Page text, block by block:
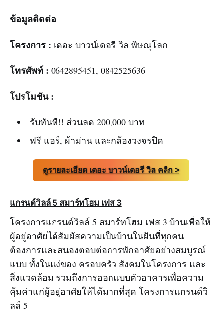
ข้อมูลติดต่อ
โครงการ : เดอะ บาวน์เดอรี วิล พิษณุโลก
โทรศัพท์ : 0642895451, 0842525636
โปรโมชัน :
รับทันที!! ส่วนลด 200,000 บาท
ฟรี แอร​์, ผ้าม่าน และกล้องวงจรปิด
ดูรายละเอียด เดอะ บาวน์เดอรี วิล คลิก >
แกรนด์วิลล์ 5 สมาร์ทโฮม เฟส 3
โครงการแกรนด์วิลล์ 5 สมาร์ทโฮม เฟส 3 บ้านเพื่อให้
ผู้อยู่อาศัยได้สัมผัสความเป็นบ้านในฝันที่ทุกคน
ต้องการและสนองตอบต่อการพักอาศัยอย่างสมบูรณ์
แบบ ทั้งในแง่ของ ครอบครัว สังคมในโครงการ และ
สิ่งแวดล้อม รวมถึงการออกแบบตัวอาคารเพื่อความ
คุ้มค่าแก่ผู้อยู่อาศัยให้ได้มากที่สุด โครงการแกรนด์วิ
ลล์ 5